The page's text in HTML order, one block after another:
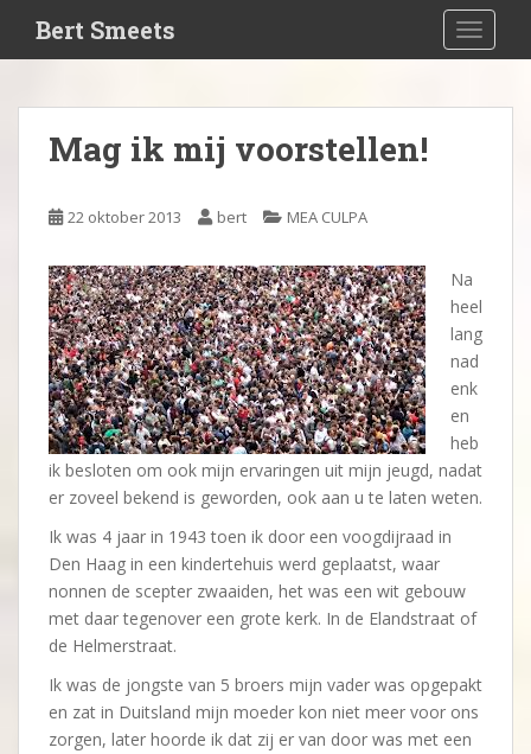
i
Bert Smeets
Mag ik mij voorstellen!
22 oktober 2013 bert MEA CULPA
Na
heel
lang
nad
enk
en
heb
ik besloten om ook mijn ervaringen uit mijn jeugd, nadat
er zoveel bekend is geworden, ook aan u te laten weten.
Ik was 4 jaar in 1943 toen ik door een voogdijraad in
Den Haag in een kindertehuis werd geplaatst, waar
nonnen de scepter zwaaiden, het was een wit gebouw
met daar tegenover een grote kerk. In de Elandstraat of
de Helmerstraat.
Ik was de jongste van 5 broers mijn vader was opgepakt
en zat in Duitsland mijn moeder kon niet meer voor ons
zorgen, later hoorde ik dat zij er van door was met een